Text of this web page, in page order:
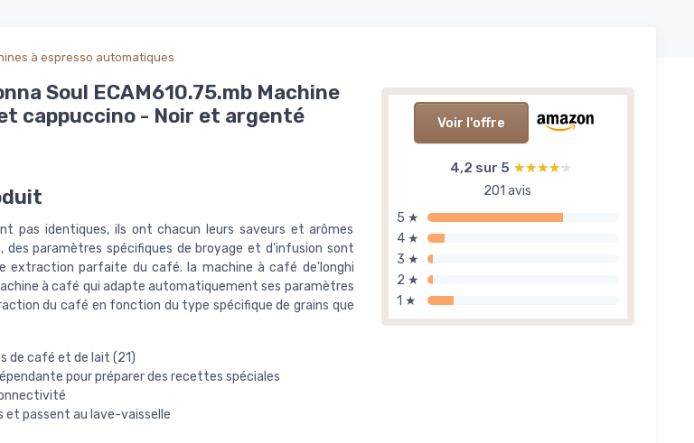
à espresso automatiques
Voir l'offre
4,2 sur 5 ★★★★★
★★★★★
201 avis
5 ★
4 ★
3 ★
2 ★
1 ★
Soul ECAM610.75.mb Machine
cappuccino - Noir et argenté
pas identiques, ils ont chacun leurs saveurs et arômes
des paramètres spécifiques de broyage et d'infusion sont
extraction parfaite du café. la machine à café de'longhi
à café qui adapte automatiquement ses paramètres
du café en fonction du type spécifique de grains que
de café et de lait (21)
pour préparer des recettes spéciales
passent au lave-vaisselle